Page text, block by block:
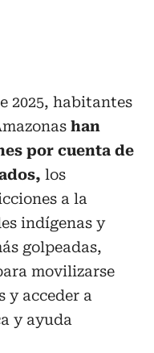
2025, habitantes
han
por cuenta de
los
a la
indígenas y
golpeadas,
movilizarse
y acceder a
y ayuda